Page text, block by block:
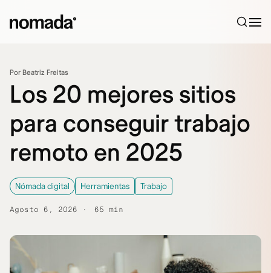
Por Beatriz Freitas
Los 20 mejores sitios
para conseguir trabajo
remoto en 2025
Nómada digital Herramientas Trabajo
Agosto 6, 2026 65 min